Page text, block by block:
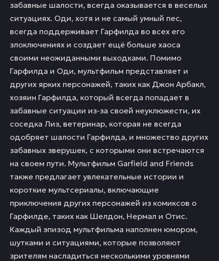
забавные шалости, всегда оказывается в веселых
ситуациях. Оди, хотя и не самый умный пес,
всегда поддерживает Гарфилда во всех его
злоключениях и создает ещё больше хаоса
своими неожиданными выходками. Помимо
Гарфилда и Оди, мультфильм представляет и
других ярких персонажей, таких как Джон Арбакл,
хозяин Гарфилда, который всегда попадает в
забавные ситуации из-за своей неуклюжести, их
соседка Лиз, ветеринар, которая не всегда
одобряет шалости Гарфилда, и множество других
забавных зверушек, с которыми они встречаются
на своем пути. Мультфильм Garfield and Friends
также предлагает увлекательные истории и
короткие мультсериалы, включающие
приключения других персонажей из комиксов о
Гарфилде, таких как Шелдон, Нермал и Отис.
Каждый эпизод мультфильма наполнен юмором,
шутками и ситуациями, которые позволяют
зрителям насладиться несколькими уровнями